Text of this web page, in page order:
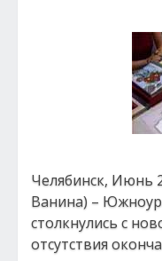
Челябинск, Июнь
Ванина) –
столкнулись с
отсутствия